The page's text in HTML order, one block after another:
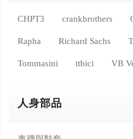
CHPT3 crankbrothers
Rapha Richard Sachs
Tommasini ttbici VB
人身部品